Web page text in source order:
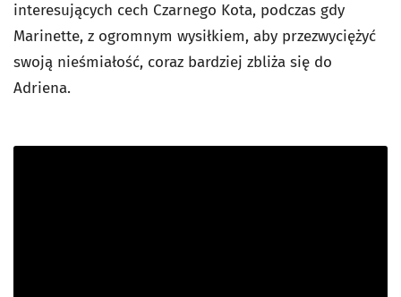
interesujących cech Czarnego Kota, podczas gdy
Marinette, z ogromnym wysiłkiem, aby przezwyciężyć
swoją nieśmiałość, coraz bardziej zbliża się do
Adriena.